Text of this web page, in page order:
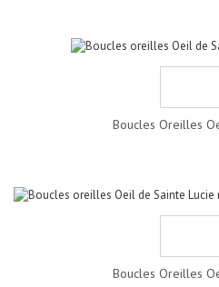
Boucles Oreilles
Boucles Oreilles